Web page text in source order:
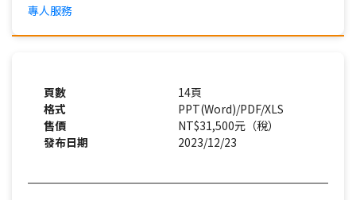
專人服務
頁數
14頁
格式
PPT(Word)/PDF/XLS
售價
NT$31,500元（稅）
發布日期
2023/12/23